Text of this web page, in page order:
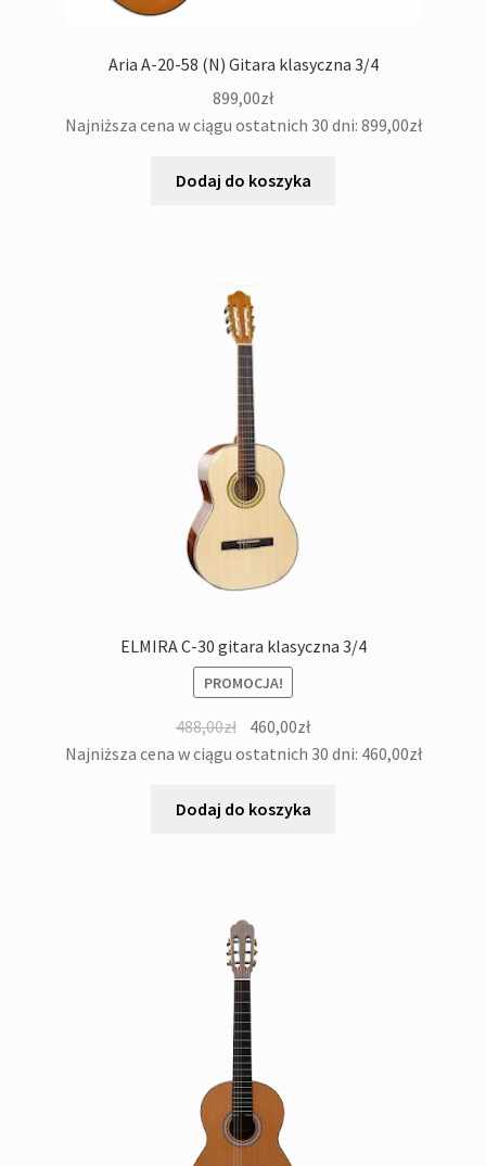
Aria A-20-58 (N) Gitara klasyczna 3/4
899,00zł
Najniższa cena w ciągu ostatnich 30 dni: 899,00zł
Dodaj do koszyka
ELMIRA C-30 gitara klasyczna 3/4
PROMOCJA!
488,00zł Pierwotna
cena
488,00zł.
460,00złAktualna
cena
460,00zł.
Najniższa cena w ciągu ostatnich 30 dni: 460,00zł
Dodaj do koszyka